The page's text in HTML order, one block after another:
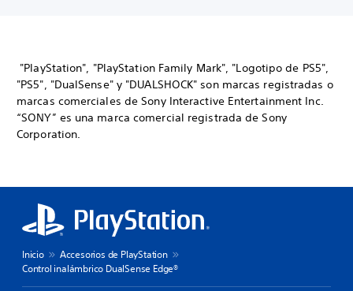
"PlayStation", "PlayStation Family Mark", "Logotipo de PS5",
"PS5", "DualSense" y "DUALSHOCK" son marcas registradas o
marcas comerciales de Sony Interactive Entertainment Inc.
“SONY” es una marca comercial registrada de Sony
Corporation.
Inicio
Accesorios de PlayStation
Control inalámbrico DualSense Edge®